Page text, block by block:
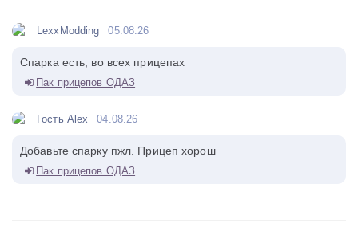
LexxModding 05.08.26
Спарка есть, во всех прицепах
Пак прицепов ОДАЗ
Гость Alex 04.08.26
Добавьте спарку пжл. Прицеп хорош
Пак прицепов ОДАЗ